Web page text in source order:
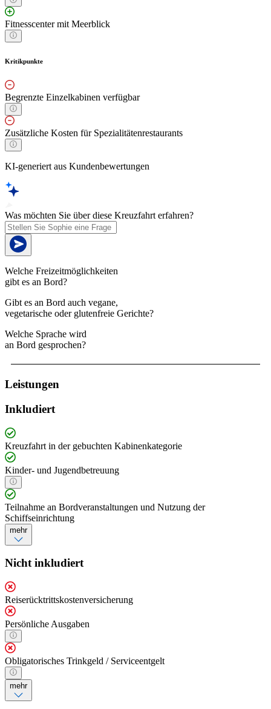
Fitnesscenter mit Meerblick
Kritikpunkte
Begrenzte Einzelkabinen verfügbar
Zusätzliche Kosten für Spezialitätenrestaurants
KI-generiert aus Kundenbewertungen
Was möchten Sie über diese Kreuzfahrt erfahren?
Welche Freizeitmöglichkeiten
gibt es an Bord?
Gibt es an Bord auch vegane,
vegetarische oder glutenfreie Gerichte?
Welche Sprache wird
an Bord gesprochen?
Leistungen
Inkludiert
Kreuzfahrt in der gebuchten Kabinenkategorie
Kinder- und Jugendbetreuung
Teilnahme an Bordveranstaltungen und Nutzung der
Schiffseinrichtung
mehr
Nicht inkludiert
Reiserücktrittskostenversicherung
Persönliche Ausgaben
Obligatorisches Trinkgeld / Serviceentgelt
mehr